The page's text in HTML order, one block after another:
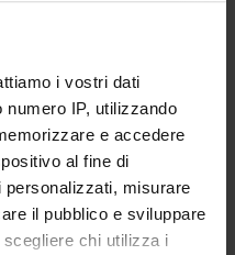
i vostri dati
IP, utilizzando
e accedere
al fine di
personalizzati, misurare
il pubblico e sviluppare
chi utilizza i
SUPERIORE